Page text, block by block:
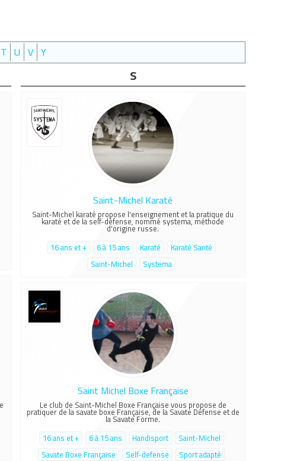
T U V Y
S
Saint-Michel Karaté
Saint-Michel karaté propose l'enseignement et la pratique du
karaté et de la self-défense, nommé systema, méthode
d'origine russe.
16 ans et +
6 à 15 ans Karaté
Karaté Santé
Saint-Michel
Systema
Saint Michel Boxe Française
Le club de Saint-Michel Boxe Française vous propose de
pratiquer de la savate boxe Française, de la Savate Défense et de
la Savate Forme.
16 ans et +
6 à 15 ans Handisport
Saint-Michel
Savate Boxe Française
Self-defense Sport adapté